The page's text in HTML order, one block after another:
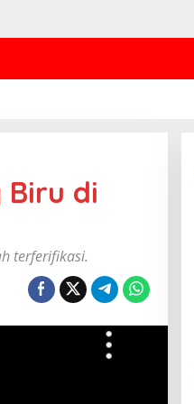
Biru di
terferifikasi.